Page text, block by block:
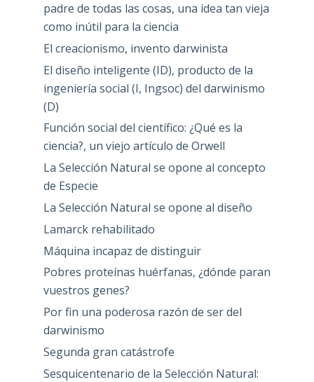
padre de todas las cosas, una idea tan vieja
como inútil para la ciencia
El creacionismo, invento darwinista
El diseño inteligente (ID), producto de la
ingeniería social (I, Ingsoc) del darwinismo
(D)
Función social del científico: ¿Qué es la
ciencia?, un viejo artículo de Orwell
La Selección Natural se opone al concepto
de Especie
La Selección Natural se opone al diseño
Lamarck rehabilitado
Máquina incapaz de distinguir
Pobres proteínas huérfanas, ¿dónde paran
vuestros genes?
Por fin una poderosa razón de ser del
darwinismo
Segunda gran catástrofe
Sesquicentenario de la Selección Natural: